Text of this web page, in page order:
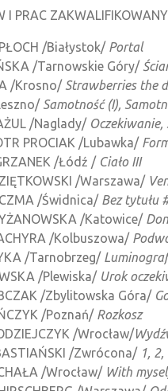
PRAC
/Białystok/ Portal
/Tarnowskie Góry/
/Krosno/ Strawberries the
Samotność (I),
/Naglady/ Oczekiwanie,
PROCIAK /Lubawka/
/Łódź / Ciało III
/Warszawa/
/Świdnica/ Bez tytułu
/Katowice/
/Kolbuszowa/
/Tarnobrzeg/
/Plewiska/ Urok
/Zbylitowska Góra/
/Poznań/ Rozkosz
/Wrocław/
/Zwrócona/ 1, 2,
/Wrocław/ With